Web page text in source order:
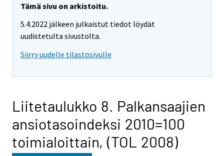
Tämä sivu on arkistoitu.
5.4.2022 jälkeen julkaistut tiedot löydät
uudistetulta sivustolta.
Siirry uudelle tilastosivulle
Liitetaulukko 8. Palkansaajien
ansiotasoindeksi 2010=100
toimialoittain, (TOL 2008)